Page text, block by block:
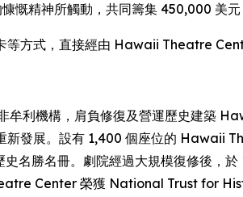
精神所觸動，共同籌集 450,000 美元
等方式，直接經由 Hawaii Theatre
利機構，肩負修復及營運歷史建築
新發展。設有 1,400 個座位的 Hawaii
名勝名冊。劇院經過大規模復修後
Center 榮獲 National Trust for